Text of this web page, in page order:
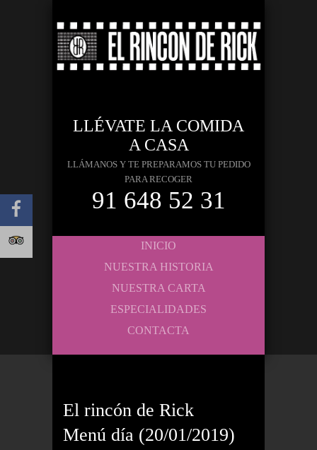
LLÉVATE LA COMIDA
A CASA
LLÁMANOS Y TE PREPARAMOS TU PEDIDO
PARA RECOGER
91 648 52 31
INICIO
NUESTRA HISTORIA
NUESTRA CARTA
ESPECIALIDADES
CONTACTA
El rincón de Rick
Menú día (20/01/2019)